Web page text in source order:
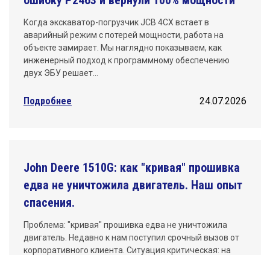
Когда экскаватор-погрузчик JCB 4CX встает в
аварийный режим с потерей мощности, работа на
объекте замирает. Мы наглядно показываем, как
инженерный подход к программному обеспечению
двух ЭБУ решает…
Подробнее 24.07.2026
John Deere 1510G: как "кривая" прошивка
едва не уничтожила двигатель. Наш опыт
спасения.
Проблема: "кривая" прошивка едва не уничтожила
двигатель. Недавно к нам поступил срочный вызов от
корпоративного клиента. Ситуация критическая: на